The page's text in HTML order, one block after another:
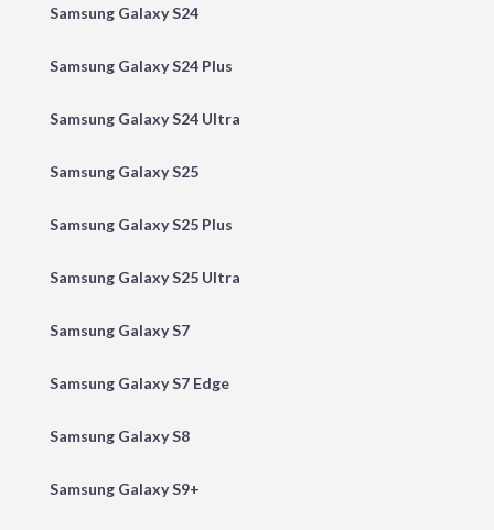
Samsung Galaxy S24
Samsung Galaxy S24 Plus
Samsung Galaxy S24 Ultra
Samsung Galaxy S25
Samsung Galaxy S25 Plus
Samsung Galaxy S25 Ultra
Samsung Galaxy S7
Samsung Galaxy S7 Edge
Samsung Galaxy S8
Samsung Galaxy S9+